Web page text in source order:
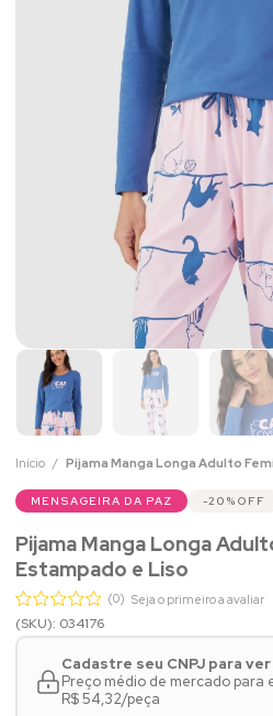
Início Pijama Manga Longa Adulto
MENSAGEIRA DA PAZ 20% OFF
Pijama Manga Longa
Estampado e Liso
(0) Seja o primeiro a avaliar
(SKU): 034176
Cadastre seu CNPJ para
Preço médio de mercado
R$ 54,32/peça